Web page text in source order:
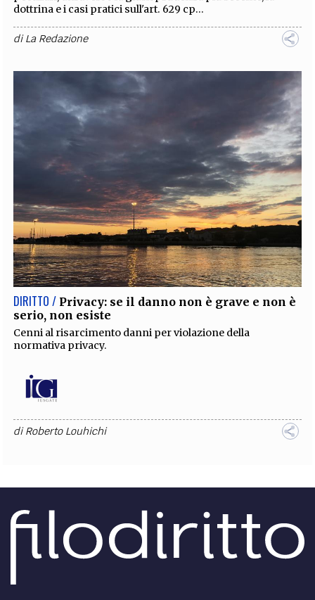
dottrina e i casi pratici sull'art. 629 cp...
diLa Redazione
DIRITTO / Privacy: se il danno non è grave e non è
serio, non esiste
Cenni al risarcimento danni per violazione della
normativa privacy.
diRoberto Louhichi